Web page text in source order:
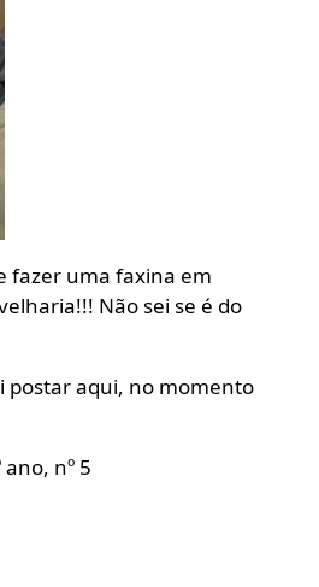
fazer uma faxina em
Não sei se é do
postar aqui, no momento
nº 5